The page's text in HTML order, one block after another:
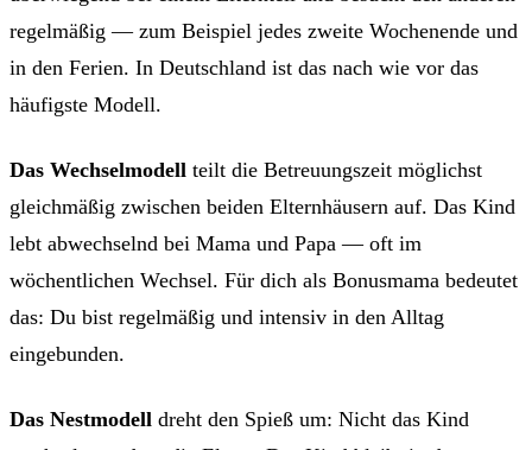
regelmäßig — zum Beispiel jedes zweite Wochenende und
in den Ferien. In Deutschland ist das nach wie vor das
häufigste Modell.
Das Wechselmodell teilt die Betreuungszeit möglichst
gleichmäßig zwischen beiden Elternhäusern auf. Das Kind
lebt abwechselnd bei Mama und Papa — oft im
wöchentlichen Wechsel. Für dich als Bonusmama bedeutet
das: Du bist regelmäßig und intensiv in den Alltag
eingebunden.
Das Nestmodell dreht den Spieß um: Nicht das Kind